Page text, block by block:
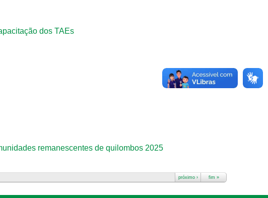
dos TAEs
remanescentes de quilombos 2025
próximo › fim »